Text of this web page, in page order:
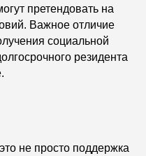
претендовать на
Важное отличие
социальной
резидента
не просто поддержка